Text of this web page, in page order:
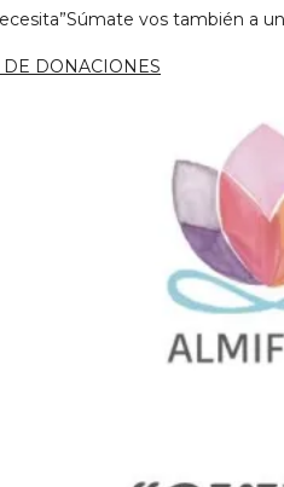
vos también a
DONACIONES